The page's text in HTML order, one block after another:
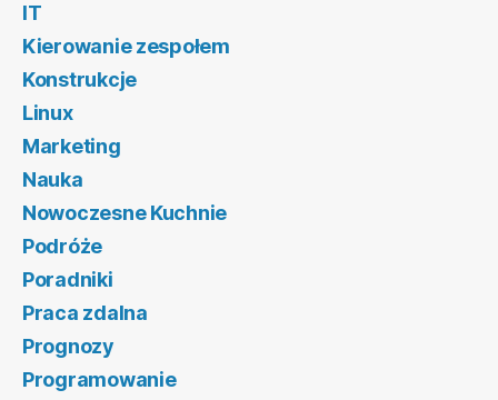
IT
Kierowanie zespołem
Konstrukcje
Linux
Marketing
Nauka
Nowoczesne Kuchnie
Podróże
Poradniki
Praca zdalna
Prognozy
Programowanie